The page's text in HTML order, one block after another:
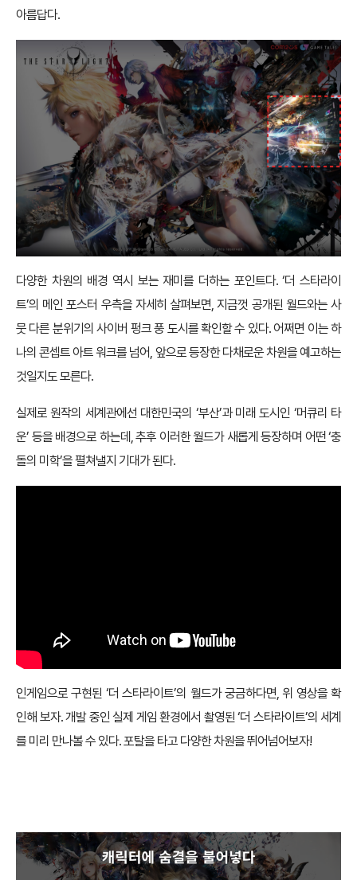
아름답다.
다양한 차원의 배경 역시 보는 재미를 더하는 포인트다. ‘더 스타라이
트’의 메인 포스터 우측을 자세히 살펴보면, 지금껏 공개된 월드와는 사
뭇 다른 분위기의 사이버 펑크 풍 도시를 확인할 수 있다. 어쩌면 이는 하
나의 콘셉트 아트 워크를 넘어, 앞으로 등장한 다채로운 차원을 예고하는
것일지도 모른다.
실제로 원작의 세계관에선 대한민국의 ‘부산’과 미래 도시인 ‘머큐리 타
운’ 등을 배경으로 하는데, 추후 이러한 월드가 새롭게 등장하며 어떤 ‘충
돌의 미학’을 펼쳐낼지 기대가 된다.
인게임으로 구현된 ‘더 스타라이트’의 월드가 궁금하다면, 위 영상을 확
인해 보자. 개발 중인 실제 게임 환경에서 촬영된 ‘더 스타라이트’의 세계
를 미리 만나볼 수 있다. 포탈을 타고 다양한 차원을 뛰어넘어보자!